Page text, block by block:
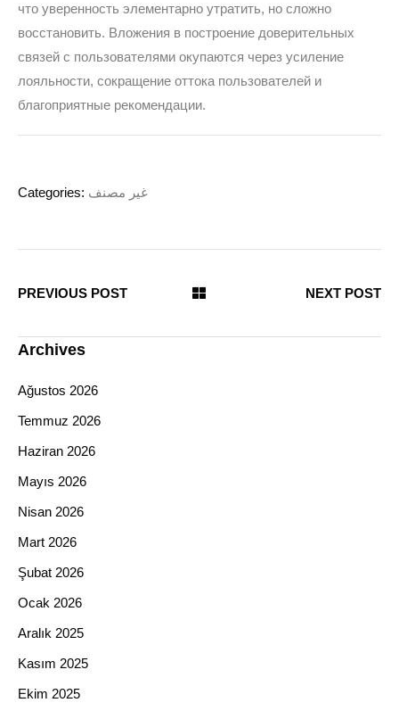
что уверенность элементарно утратить, но сложно
восстановить. Вложения в построение доверительных
связей с пользователями окупаются через усиление
лояльности, сокращение оттока пользователей и
благоприятные рекомендации.
Categories: غير مصنف
PREVIOUS POST NEXT POST
Archives
Ağustos 2026
Temmuz 2026
Haziran 2026
Mayıs 2026
Nisan 2026
Mart 2026
Şubat 2026
Ocak 2026
Aralık 2025
Kasım 2025
Ekim 2025